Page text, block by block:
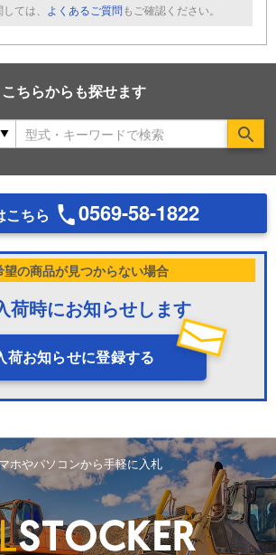
ては、 よくあるご質問もご確認ください。
こちらからも探せます
こちら 0569-58-1822
望の商品が見つからない場合
荷時にお知らせします
荷お知らせに登録する
ホやパソコンから手軽に入札